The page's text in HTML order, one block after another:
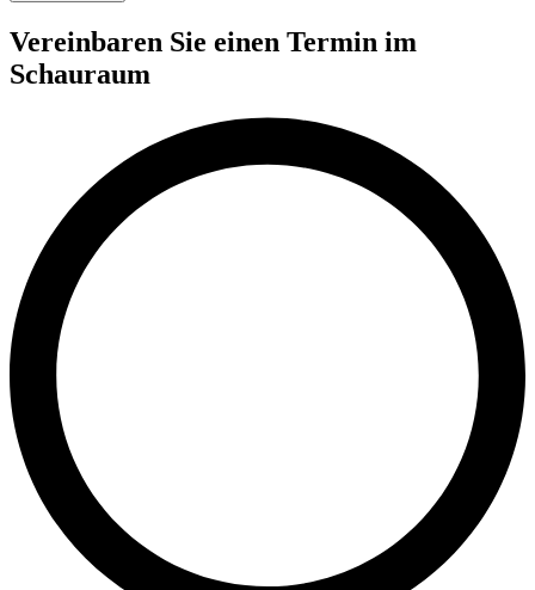
Vereinbaren Sie einen Termin im
Schauraum